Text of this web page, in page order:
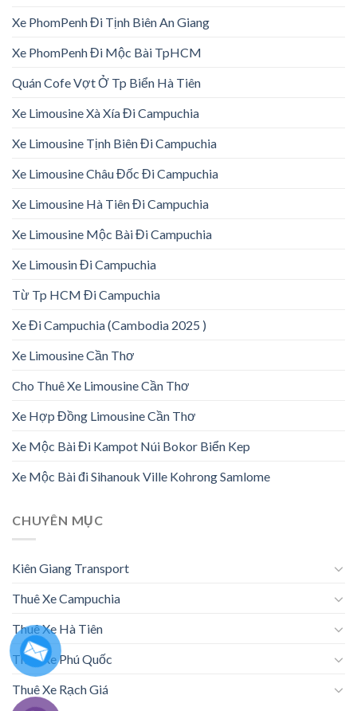
Xe PhomPenh Đi Tịnh Biên An Giang
Xe PhomPenh Đi Mộc Bài TpHCM
Quán Cofe Vợt Ở Tp Biển Hà Tiên
Xe Limousine Xà Xía Đi Campuchia
Xe Limousine Tịnh Biên Đi Campuchia
Xe Limousine Châu Đốc Đi Campuchia
Xe Limousine Hà Tiên Đi Campuchia
Xe Limousine Mộc Bài Đi Campuchia
Xe Limousin Đi Campuchia
Từ Tp HCM Đi Campuchia
Xe Đi Campuchia (Cambodia 2025 )
Xe Limousine Cần Thơ
Cho Thuê Xe Limousine Cần Thơ
Xe Hợp Đồng Limousine Cần Thơ
Xe Mộc Bài Đi Kampot Núi Bokor Biển Kep
Xe Mộc Bài đi Sihanouk Ville Kohrong Samlome
CHUYÊN MỤC
Kiên Giang Transport
Thuê Xe Campuchia
Thuê Xe Hà Tiên
Thuê Xe Phú Quốc
Thuê Xe Rạch Giá